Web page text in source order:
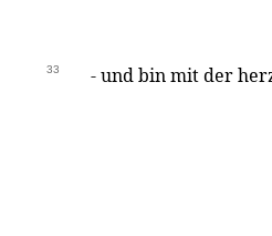
33 - und bin mit der